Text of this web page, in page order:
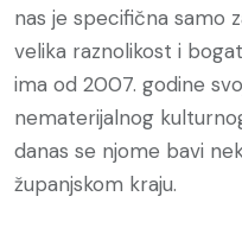
nas je specifična samo
velika raznolikost i
ima od 2007. godine
nematerijalnog
danas se njome bavi
županjskom kraju.